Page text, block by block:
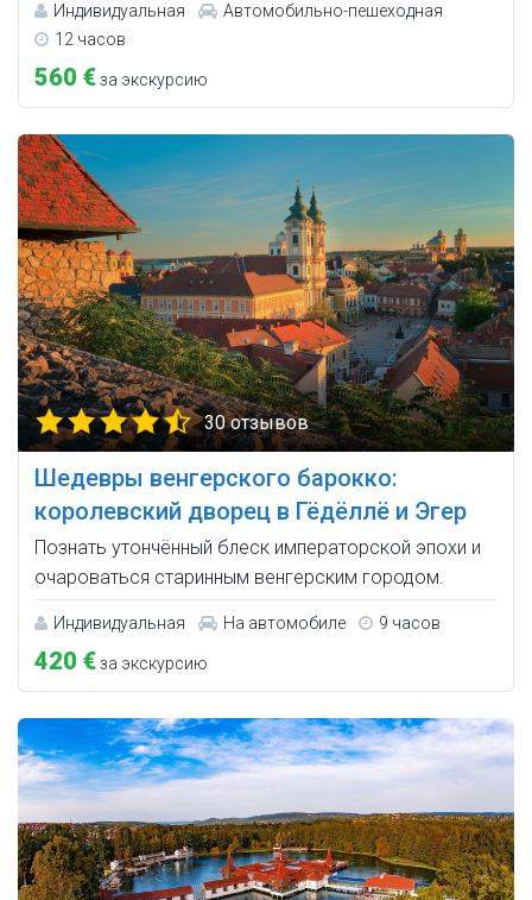
Индивидуальная
Автомобильно-пешеходная
12 часов
560 €за экскурсию
30 отзывов
Шедевры венгерского барокко:
королевский дворец в Гёдёллё и Эгер
Познать утончённый блеск императорской эпохи и
очароваться старинным венгерским городом.
Индивидуальная На автомобиле 9 часов
420 €за экскурсию